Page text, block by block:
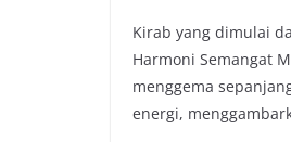
Kirab yang dimulai
Harmoni Semangat
menggema
energi,